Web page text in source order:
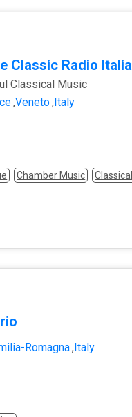
Classic Radio Italia
Classical Music
,Veneto, Italy
Chamber Music Classical
Romagna,Italy